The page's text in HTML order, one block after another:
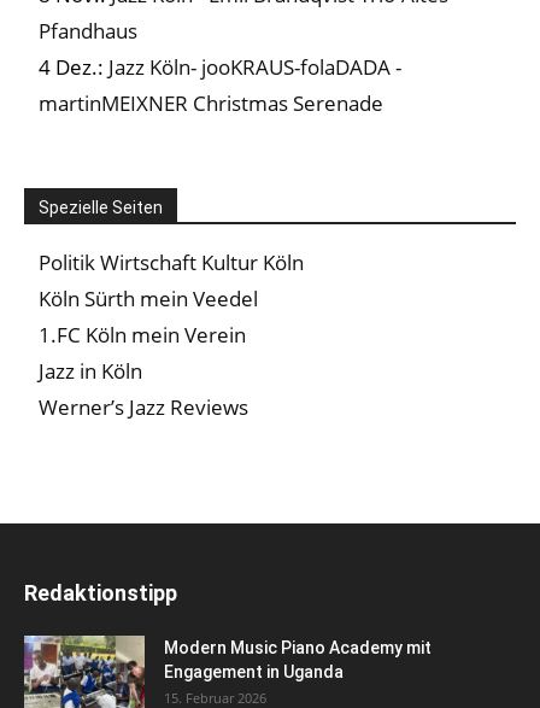
Pfandhaus
4 Dez.: Jazz Köln- jooKRAUS-folaDADA -
martinMEIXNER Christmas Serenade
Spezielle Seiten
Politik Wirtschaft Kultur Köln
Köln Sürth mein Veedel
1.FC Köln mein Verein
Jazz in Köln
Werner’s Jazz Reviews
Redaktionstipp
Modern Music Piano Academy mit
Engagement in Uganda
15. Februar 2026